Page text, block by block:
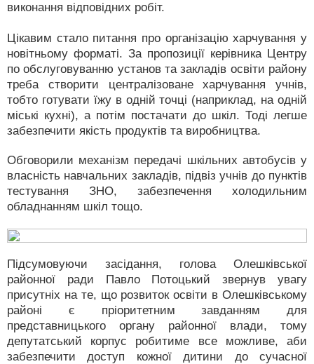
виконання відповідних робіт.
Цікавим стало питання про організацію харчування у
новітньому форматі. За пропозиції керівника Центру
по обслуговуванню установ та закладів освіти району
треба створити централізоване харчування учнів,
тобто готувати їжу в одній точці (наприклад, на одній
міські кухні), а потім постачати до шкіл. Тоді легше
забезпечити якість продуктів та виробництва.
Обговорили механізм передачі шкільних автобусів у
власність навчальних закладів, підвіз учнів до пунктів
тестування ЗНО, забезпечення холодильним
обладнанням шкіл тощо.
Підсумовуючи засідання, голова Олешківської
районної ради Павло Потоцький звернув увагу
присутніх на те, що розвиток освіти в Олешківському
районі є пріоритетним завданням для
представницького органу районної влади, тому
депутатський корпус робитиме все можливе, аби
забезпечити доступ кожної дитини до сучасної